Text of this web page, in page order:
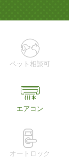
ペット相談可
エアコン
オートロック